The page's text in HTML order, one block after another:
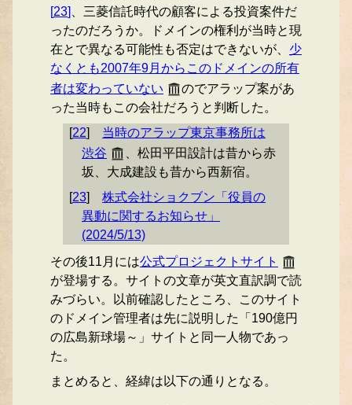
[23]
、三菱信託時代の顧客による投資案件だ
ったのだろうか。ドメインの権利が当時と現
在とで異なる可能性も否定はできないが、 少
なくとも2007年9月からこのドメインの所有
者は変わっていない
のでアラップ案があ
った当時もこの会社だろうと判断した。
[22]
当時のアラップ東京事務所は
渋谷
、松田平田設計は昔から赤
坂、大成建設も昔から西新宿。
[23]
株式会社ショクブン「役員の
異動に関するお知らせ」
(2024/5/13)
その後11月には公式プロジェクトサイト
が登場する。サイトの文章が英文直訳調で読
みづらい。以前確認したところ、このサイト
のドメイン管理者は先に説明した「190億円
の広島新球場～」サイトと同一人物であっ
た。
まとめると、経緯は以下の通りとなる。